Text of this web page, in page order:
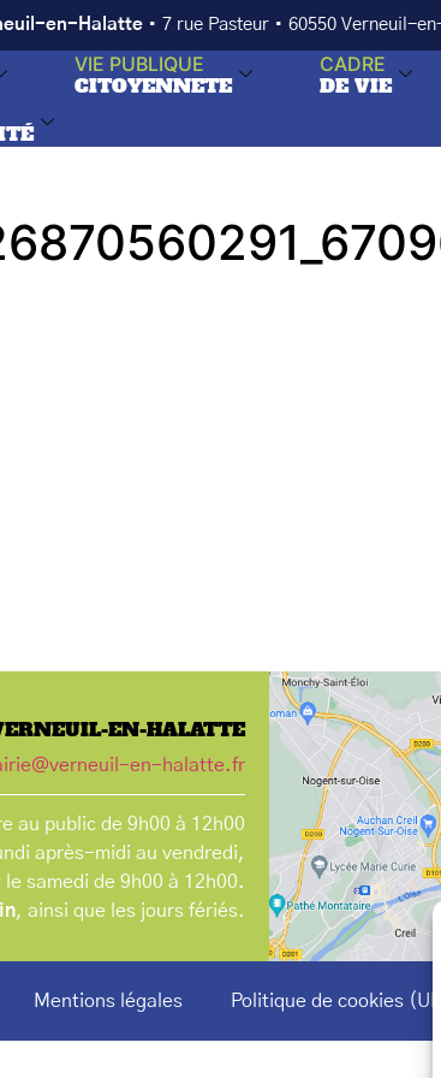
en-Halatte • 7 rue Pasteur • 60550 Verneuil-
VIE PUBLIQUE
CITOYENNETE
CADRE
DE VIE
EN-HALATTE
en-halatte.fr
au public de 9h00 à 12h00
après-midi au vendredi,
le samedi de 9h00 à 12h00.
, ainsi que les jours fériés.
Mentions légales Politique de cookies (UE)